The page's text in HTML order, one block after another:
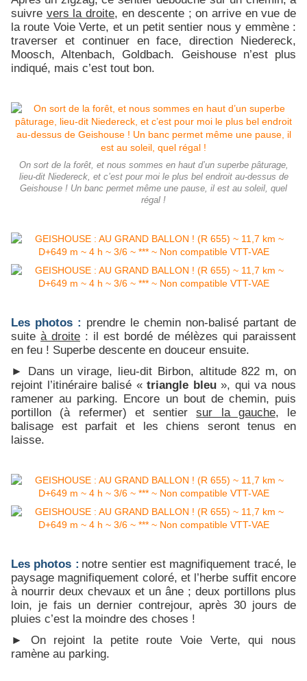
suivre vers la droite, en descente ; on arrive en vue de
la route Voie Verte, et un petit sentier nous y emmène :
traverser et continuer en face, direction Niedereck,
Moosch, Altenbach, Goldbach. Geishouse n’est plus
indiqué, mais c’est tout bon.
On sort de la forêt, et nous sommes en haut d’un superbe pâturage,
lieu-dit Niedereck, et c’est pour moi le plus bel endroit au-dessus de
Geishouse ! Un banc permet même une pause, il est au soleil, quel
régal !
Les photos : prendre le chemin non-balisé partant de
suite à droite : il est bordé de mélèzes qui paraissent
en feu ! Superbe descente en douceur ensuite.
► Dans un virage, lieu-dit Birbon, altitude 822 m, on
rejoint l’itinéraire balisé «triangle bleu», qui va nous
ramener au parking. Encore un bout de chemin, puis
portillon (à refermer) et sentiersur la gauche, le
balisage est parfait et les chiens seront tenus en
laisse.
Les photos : notre sentier est magnifiquement tracé, le
paysage magnifiquement coloré, et l’herbe suffit encore
à nourrir deux chevaux et un âne ; deux portillons plus
loin, je fais un dernier contrejour, après 30 jours de
pluies c’est la moindre des choses !
► On rejoint la petite route Voie Verte, qui nous
ramène au parking.